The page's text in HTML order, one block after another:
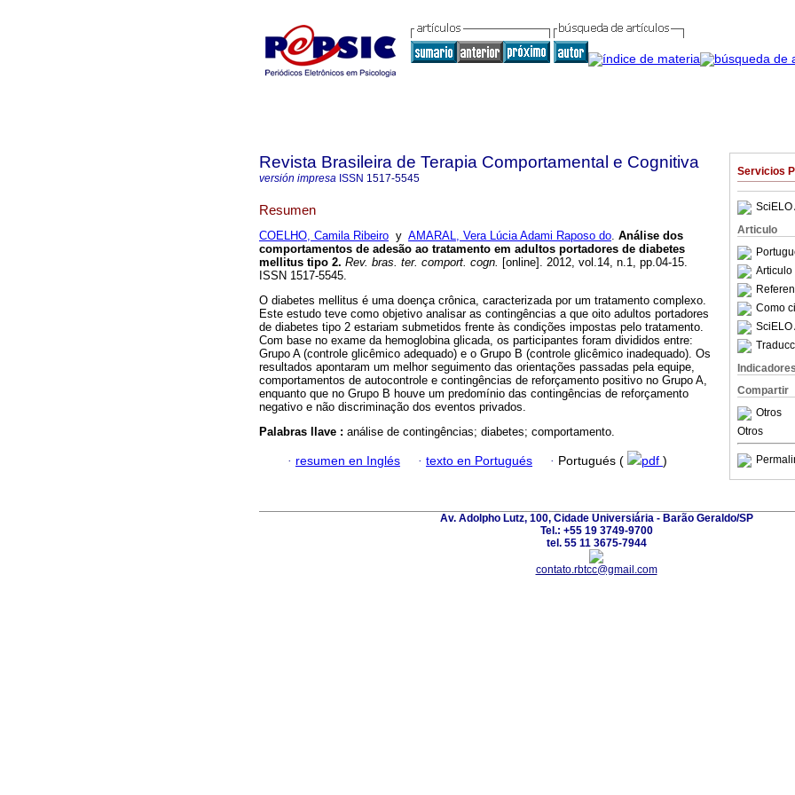
Servicios
SciELO
Articulo
Articulo
Como
SciELO
Compartir
Otros
Otros
Revista Brasileira de Terapia Comportamental e Cognitiva
versión impresa ISSN 1517-5545
Resumen
COELHO, Camila Ribeiro y AMARAL, Vera Lúcia Adami Raposo do. Análise dos
comportamentos de adesão ao tratamento em adultos portadores de diabetes
mellitus tipo 2. Rev. bras. ter. comport. cogn. [online]. 2012, vol.14, n.1, pp.04-15.
ISSN 1517-5545.
O diabetes mellitus é uma doença crônica, caracterizada por um tratamento complexo.
Este estudo teve como objetivo analisar as contingências a que oito adultos portadores
de diabetes tipo 2 estariam submetidos frente às condições impostas pelo tratamento.
Com base no exame da hemoglobina glicada, os participantes foram divididos entre:
Grupo A (controle glicêmico adequado) e o Grupo B (controle glicêmico inadequado). Os
resultados apontaram um melhor seguimento das orientações passadas pela equipe,
comportamentos de autocontrole e contingências de reforçamento positivo no Grupo A,
enquanto que no Grupo B houve um predomínio das contingências de reforçamento
negativo e não discriminação dos eventos privados.
Palabras llave : análise de contingências; diabetes; comportamento.
· resumen en Inglés · texto en Portugués · Portugués ( pdf )
Av. Adolpho Lutz, 100, Cidade Universiária - Barão Geraldo/SP
Tel.: +55 19 3749-9700
tel. 55 11 3675-7944
contato.rbtcc@gmail.com